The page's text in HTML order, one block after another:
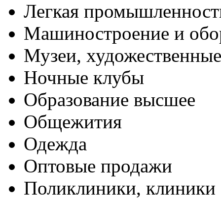
Легкая
Машиностроение и
Музеи,
Ночные клубы
Образование высшее
Общежития
Одежда
Оптовые продажи
Поликлиники, клиники